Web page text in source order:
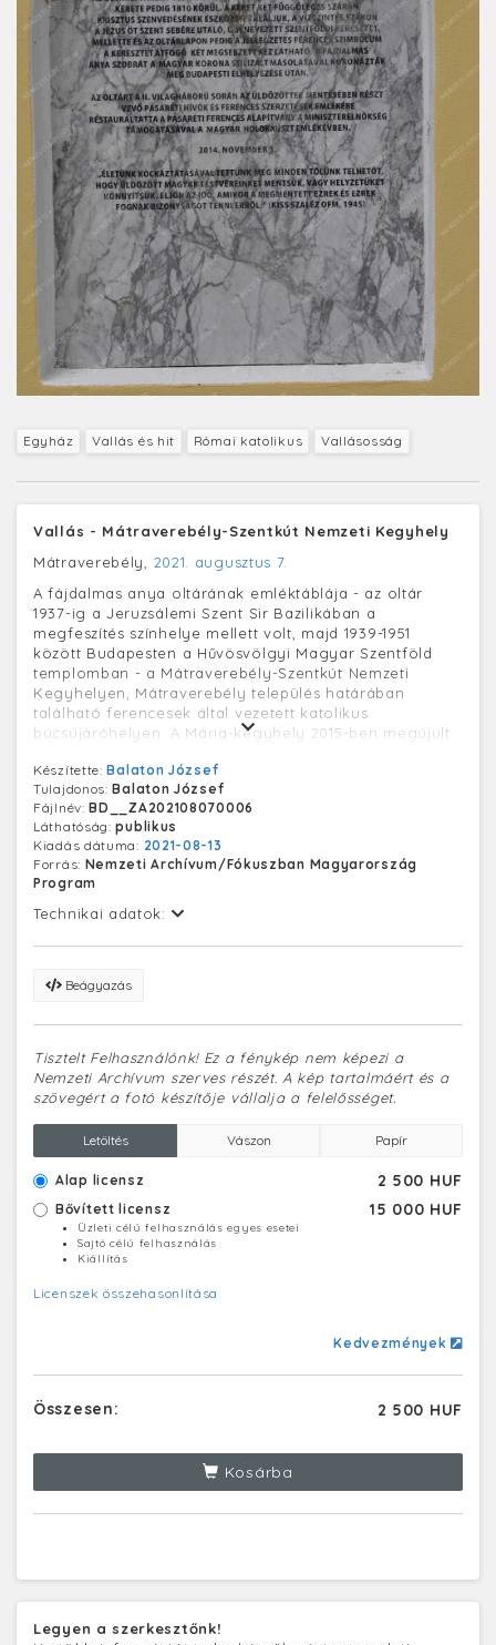
Egyház Vallás és hit Római katolikus Vallásosság
Vallás - Mátraverebély-Szentkút Nemzeti Kegyhely
Mátraverebély, 2021. augusztus 7.
A fájdalmas anya oltárának emléktáblája - az oltár
1937-ig a Jeruzsálemi Szent Sir Bazilikában a
megfeszítés színhelye mellett volt, majd 1939-1951
között Budapesten a Hűvösvölgyi Magyar Szentföld
templomban - a Mátraverebély-Szentkút Nemzeti
Kegyhelyen, Mátraverebély település határában
található ferencesek által vezetett katolikus
búcsújáróhelyen. A Mária-kegyhely 2015-ben megújult
László-forrás vadregényes parkjával várja a
zarándokokat. A helyet számos csodákról szóló
legenda övezi. Egykoron a Szentkútra, Mária-
kegyhelyre egyre növekvő számban érkező
zarándokok miatt 1210-ben Verebélyen templomot
emeltek, s innen indult körmenet a szentkúti völgy
forrásához. 1258-ban a templom engedélyt kapott az
apostoli Szentszéktől, hogy búcsújáró hely legyen.
Készítette:Balaton József
Tulajdonos:Balaton József
Fájlnév:BD__ZA202108070006
Láthatóság:publikus
Kiadás dátuma: 2021-08-13
Forrás: Nemzeti Archívum/Fókuszban Magyarország
Program
Technikai adatok:
Beágyazás
Tisztelt Felhasználónk! Ez a fénykép nem képezi a
Nemzeti Archívum szerves részét. A kép tartalmáért és a
szövegért a fotó készítője vállalja a felelősséget.
Letöltés Vászon Papír
Alap licensz 2 500 HUF
Bővített licensz 15 000 HUF
Üzleti célú felhasználás egyes esetei
Sajtó célú felhasználás
Kiállítás
Licenszek összehasonlítása
Kedvezmények
Összesen: 2 500 HUF
Kosárba
Legyen a szerkesztőnk!